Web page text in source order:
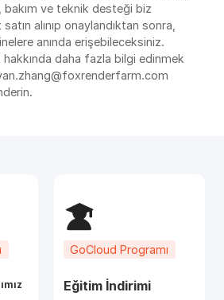
bakım ve teknik desteği biz
alınıp onaylandıktan sonra,
anında erişebileceksiniz.
daha fazla bilgi edinmek
GoCloud Programı
Eğitim İndirimi